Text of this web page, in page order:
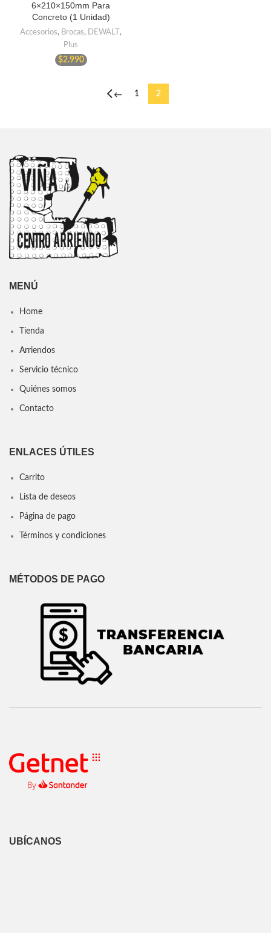
6×210×150mm Para
Concreto (1 Unidad)
Accesorios, Brocas, DEWALT ,
Plus
$2.990
← 1 2
MENÚ
Home
Tienda
Arriendos
Servicio técnico
Quiénes somos
Contacto
ENLACES ÚTILES
Carrito
Lista de deseos
Página de pago
Términos y condiciones
MÉTODOS DE PAGO
UBÍCANOS